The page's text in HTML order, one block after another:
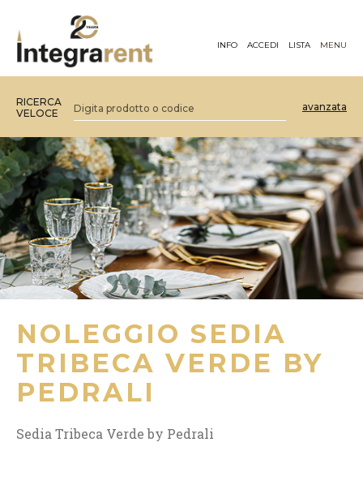
INFO ACCEDI LISTA MENU
RICERCA
VELOCE
avanzata
NOLEGGIO SEDIA
TRIBECA VERDE BY
PEDRALI
Sedia Tribeca Verde by Pedrali